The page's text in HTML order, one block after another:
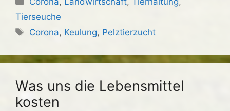
Tierseuche
Schlagwörter
Corona, Keulung, Pelztierzucht
Was uns die Lebensmittel
kosten